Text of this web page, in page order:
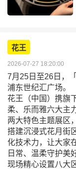
花王
2026-07-27 18:20:00
7月25日至26日，
浦东世纪汇广场。
花王（中国）携旗
柔、乐而雅六大主
两大特色主题展区，
搭建沉浸式花月街
化技术力，让大家
日常、温柔守护美
现场精心设置八大